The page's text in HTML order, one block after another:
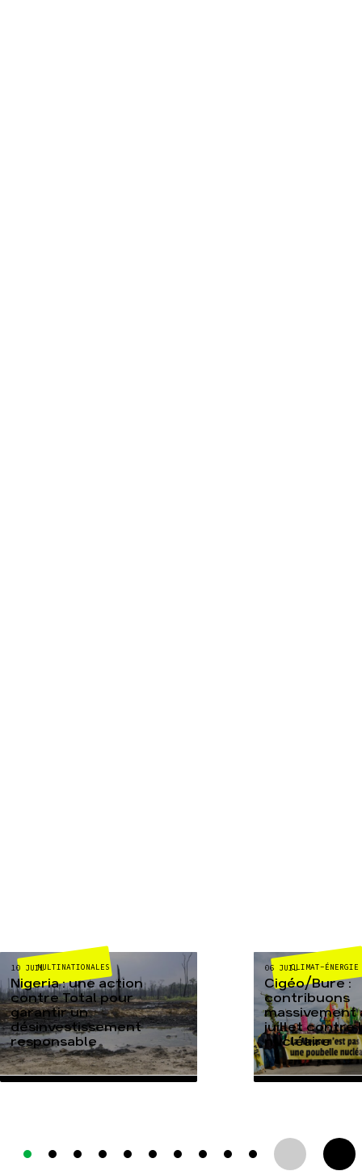
MULTINATIONALES
10 JUIL
Nigeria : une action
contre Total pour
garantir un
désinvestissement
responsable
CLIMAT-ÉNERGIE
06 JUIL
Cigéo/Bure :
contribuons
massivement
juillet contre
nucléaire